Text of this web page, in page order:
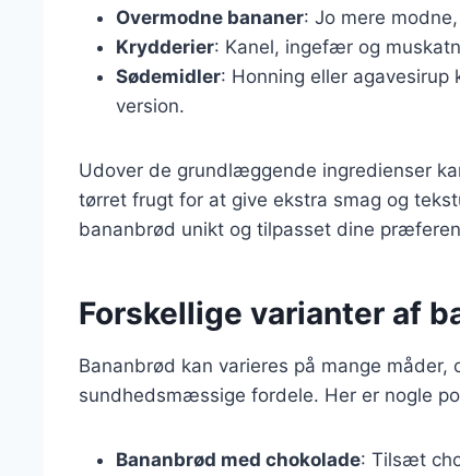
Overmodne bananer: Jo mere
Krydderier: Kanel, ingefær og
Sødemidler: Honning eller
version.
Udover de grundlæggende ingredienser
tørret frugt for at give ekstra smag og
bananbrød unikt og tilpasset dine
Forskellige varianter af
Bananbrød kan varieres på mange
sundhedsmæssige fordele. Her er nogle
Bananbrød med chokolade: Tilsæt